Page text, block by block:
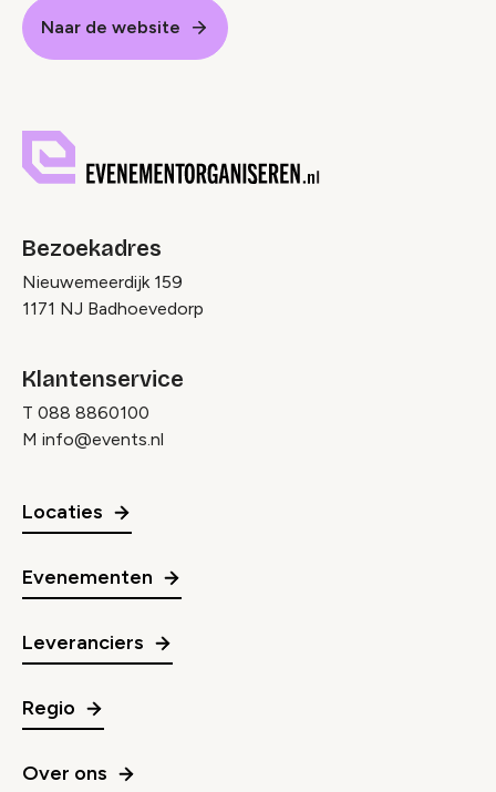
Naar de website
Bezoekadres
Nieuwemeerdijk 159
1171 NJ Badhoevedorp
Klantenservice
T 088 8860100
M info@events.nl
Locaties
Evenementen
Leveranciers
Regio
Over ons